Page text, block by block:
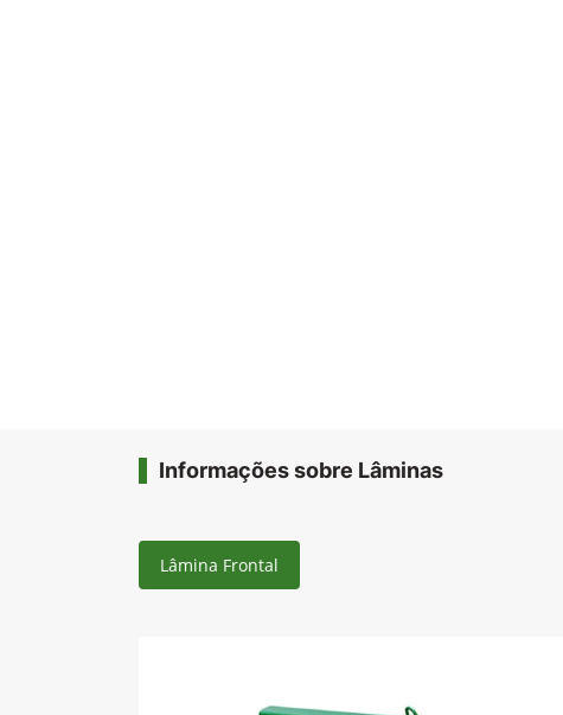
Informações sobre Lâminas
Lâmina Frontal